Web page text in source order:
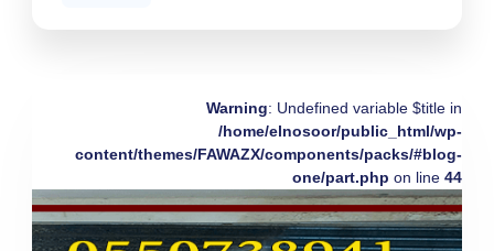
Warning: Undefined variable $title in
/home/elnosoor/public_html/wp-
content/themes/FAWAZX/components/packs/#blog-
one/part.php on line 44